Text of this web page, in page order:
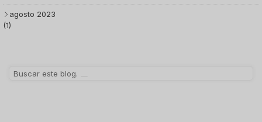
agosto 2023
(1)